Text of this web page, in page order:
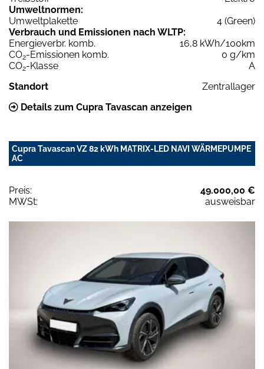
Umweltnormen:
Umweltplakette
4 (Green)
Verbrauch und Emissionen nach WLTP:
Energieverbr. komb.
16,8 kWh/100km
CO2-Emissionen komb.
0 g/km
CO2-Klasse
A
Standort
Zentrallager
Details zum Cupra Tavascan anzeigen
Cupra Tavascan VZ 82 kWh MATRIX-LED NAVI WÄRMEPUMPE
AC
Preis:
49.000,00 €
MWSt:
ausweisbar